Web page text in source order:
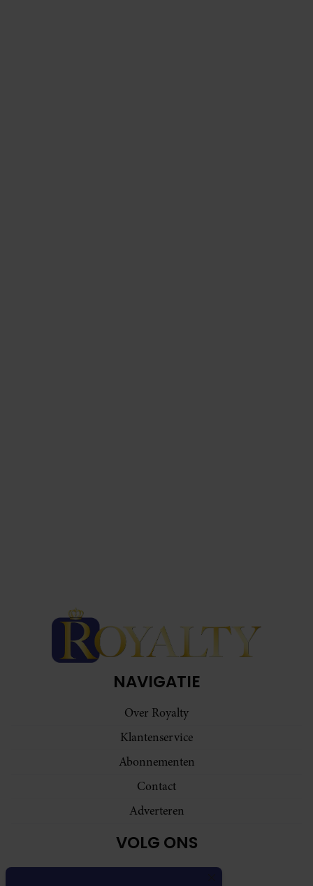
NAVIGATIE
Over Royalty
Klantenservice
Abonnementen
Contact
Adverteren
VOLG ONS